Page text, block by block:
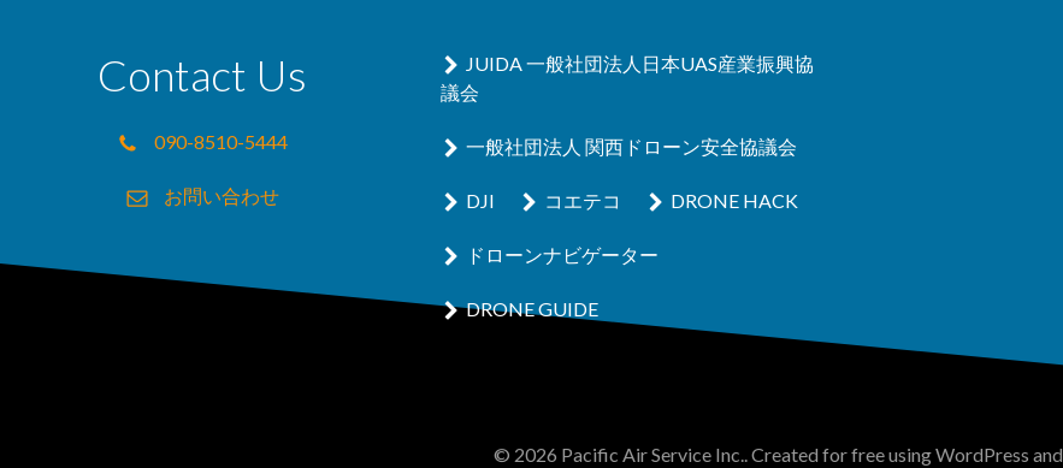
Contact Us
090-8510-5444
お問い合わせ
JUIDA 一般社団法人日本UAS産業振興協
議会
一般社団法人 関西ドローン安全協議会
DJI コエテコ DRONE HACK
ドローンナビゲーター
DRONE GUIDE
© 2026 Pacific Air Service Inc.. Created for free using WordPress and